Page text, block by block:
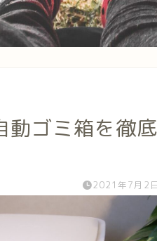
動ゴミ箱を徹
2021年7月2日